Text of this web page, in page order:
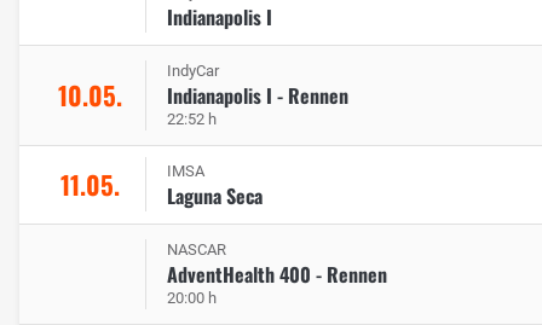
Indianapolis I
10.05.
IndyCar
Indianapolis I - Rennen
22:52 h
11.05. IMSA
Laguna Seca
NASCAR
AdventHealth 400 - Rennen
20:00 h